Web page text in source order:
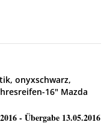
onyxschwarz,
16" Mazda
- Übergabe 13.05.2016